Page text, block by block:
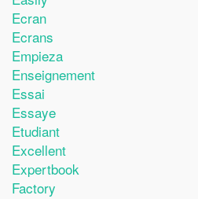
Ecran
Ecrans
Empieza
Enseignement
Essai
Essaye
Etudiant
Excellent
Expertbook
Factory